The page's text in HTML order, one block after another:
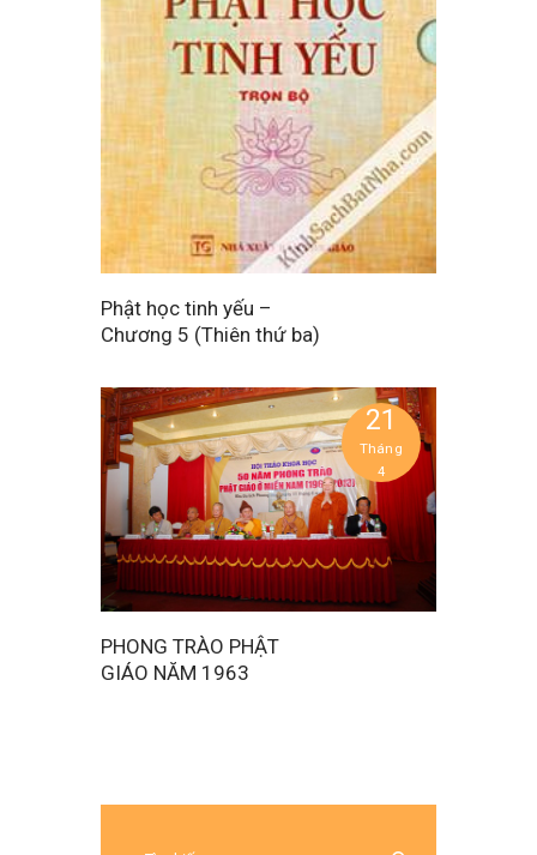
Phật học tinh yếu –
Chương 5 (Thiên thứ ba)
21
Tháng
4
PHONG TRÀO PHẬT
GIÁO NĂM 1963